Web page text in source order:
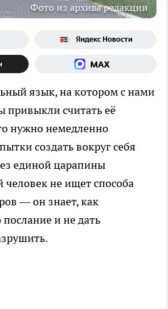
Фото из архива редакции
язык, на котором с нами
привыкли считать её
нужно немедленно
создать вокруг себя
единой царапины
не ищет способа
— он знает, как
и не дать